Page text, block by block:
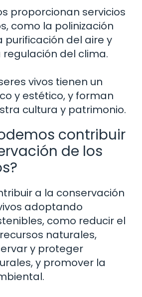
proporcionan servicios
como la polinización
purificación del aire y
regulación del clima.
vivos tienen un
y estético, y forman
cultura y patrimonio.
contribuir
de los
a la conservación
adoptando
como reducir el
naturales,
y proteger
y promover la